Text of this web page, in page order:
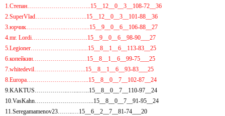
1.Степан…………………………..15__12__0__3__108-72__36
2.SuperVlad……………………..15__12__0__3__101-88__36
3.юрчик………………..………....15__9__0__6__106-88__27
4.mr. Lordi……………………….15__9__0__6__98-90___27
5.Legioner……………………......15__8__1__6__113-83__25
6.копейкин………………………15__8__1__6__99-75___25
7.whitedevil……………………..15__8__1__6__93-83___25
8.Europa……………………..…...15__8__0__7__102-87__24
9.KAKTUS……………..…....…..15__8__0__7__110-97__24
10.VasKahn………………………...15__8__0__7__91-95__24
11.Seregamamenov23……..…15__6__2__7__81-74___20